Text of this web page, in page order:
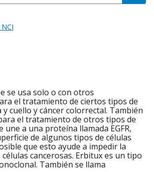
se usa solo o con otros
el tratamiento de ciertos tipos de
y cuello y cáncer colorrectal. También
el tratamiento de otros tipos de
une a una proteína llamada EGFR,
de algunos tipos de células
que esto ayude a impedir la
cancerosas. Erbitux es un tipo
También se llama